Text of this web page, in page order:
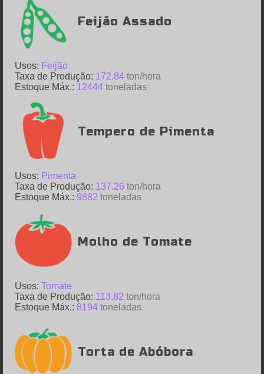
Feijão Assado
Usos: Feijão
Taxa de Produção: 172.84 ton/hora
Estoque Máx.: 12444 toneladas
Tempero de Pimenta
Usos: Pimenta
Taxa de Produção: 137.26 ton/hora
Estoque Máx.: 9882 toneladas
Molho de Tomate
Usos: Tomate
Taxa de Produção: 113.82 ton/hora
Estoque Máx.: 8194 toneladas
Torta de Abóbora